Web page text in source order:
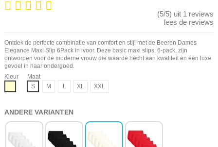
(5/5) uit 1 reviews
lees de reviews
Ontdek de perfecte combinatie van comfort en stijl met de Beeren Dames
Elegance Maxi Slip 6Pack in ivoor. Deze basic maxi slips, 6-pack, zijn
ontworpen voor de moderne vrouw die waarde hecht aan kwaliteit en een luxe
gevoel in haar ondergoed.
Kleur
Maat
S
M L XL XXL
ANDERE VARIANTEN